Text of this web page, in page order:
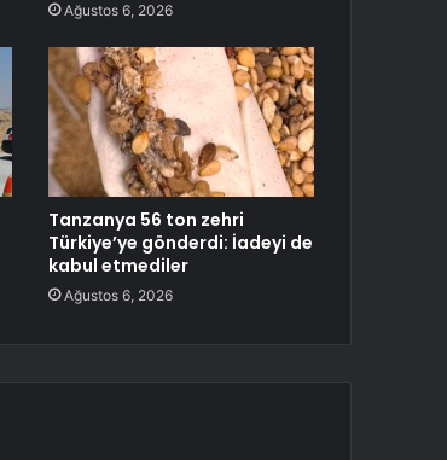
Ağustos 6, 2026
Tanzanya 56 ton zehri
Türkiye’ye gönderdi: İadeyi de
kabul etmediler
Ağustos 6, 2026